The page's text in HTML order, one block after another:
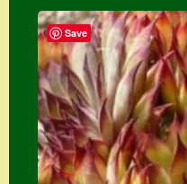
Save